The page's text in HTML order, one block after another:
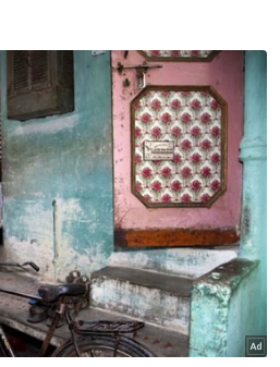
hasil.
maruah negara lawan Korea
tukar pemain
gagal mara pusingan 16
capai standard Piala Asia
Pan-gon perlu bijak
kecuali saya - Pan-gon